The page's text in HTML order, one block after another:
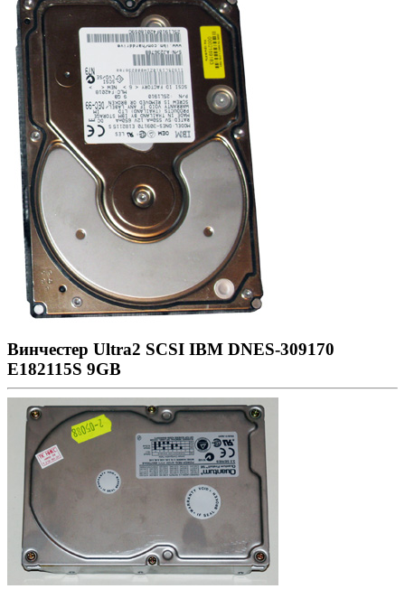
Винчестер Ultra2 SCSI IBM DNES-309170
E182115S 9GB